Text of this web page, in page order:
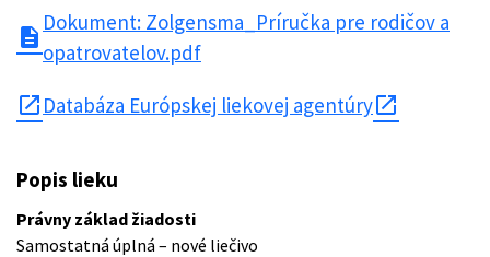
description
Dokument: Zolgensma_Príručka pre rodičov a
opatrovatelov.pdf
open_in_new Databáza Európskej liekovej agentúry
Popis lieku
Právny základ žiadosti
Samostatná úplná – nové liečivo